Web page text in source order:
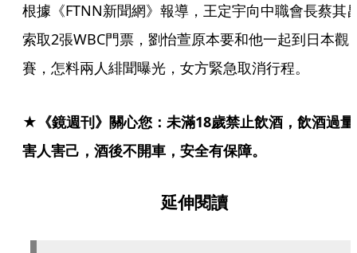
根據《FTNN新聞網》報導，王定宇向中職會長蔡其
索取2張WBC門票，劉怡萱原本要和他一起到日本觀
賽，怎料兩人緋聞曝光，女方緊急取消行程。
★《鏡週刊》關心您：未滿18歲禁止飲酒，飲酒過量
害人害己，酒後不開車，安全有保障。
延伸閱讀